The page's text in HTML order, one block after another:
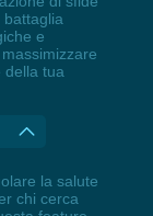
e
della tua
la salute
chi cerca